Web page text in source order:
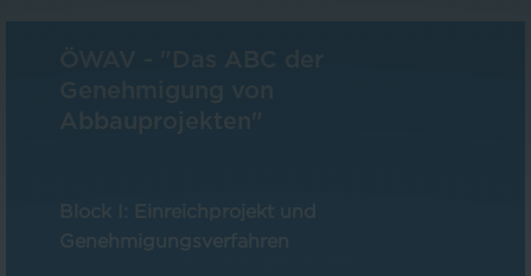
Kontakt
Block I: Einreichprojekt und
Genehmigungsverfahren